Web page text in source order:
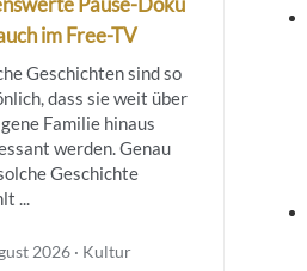
im Free-TV
Geschichten sind so
dass sie weit über
Familie hinaus
werden. Genau
Geschichte
...
2026 · Kultur